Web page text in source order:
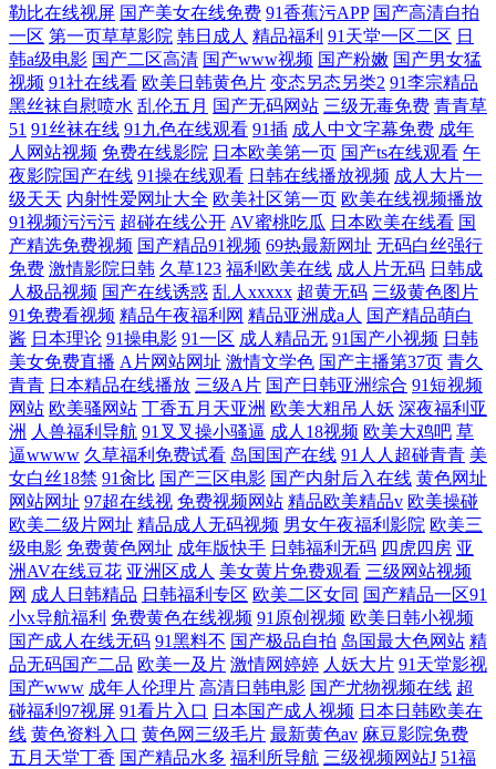
勒比在线视屏 国产美女在线免费 91香蕉污APP 国产高清自拍
一区 第一页草草影院 韩日成人 精品福利 91天堂一区二区 日
韩a级电影 国产二区高清 国产www视频 国产粉嫩 国产男女猛
视频 91社在线看 欧美日韩黄色片 变态另态另类2 91李宗精品
黑丝袜自慰喷水 乱伦五月 国产无码网站 三级无毒免费 青青草
51 91丝袜在线 91九色在线观看 91插 成人中文字幕免费 成年
人网站视频 免费在线影院 日本欧美第一页 国产ts在线观看 午
夜影院国产在线 91操在线观看 日韩在线播放视频 成人大片一
级天天 内射性爱网址大全 欧美社区第一页 欧美在线视频播放
91视频污污污 超碰在线公开 AV蜜桃吃瓜 日本欧美在线看 国
产精选免费视频 国产精品91视频 69热最新网址 无码白丝强行
免费 激情影院日韩 久草123 福利欧美在线 成人片无码 日韩成
人极品视频 国产在线诱惑 乱人xxxxx 超黄无码 三级黄色图片
91免费看视频 精品午夜福利网 精品亚洲成a人 国产精品萌白
酱 日本理论 91操电影 91一区 成人精品无 91国产小视频 日韩
美女免费直播 A片网站网址 激情文学色 国产主播第37页 青久
青青 日本精品在线播放 三级A片 国产日韩亚洲综合 91短视频
网站 欧美骚网站 丁香五月天亚洲 欧美大粗吊人妖 深夜福利亚
洲 人兽福利导航 91叉叉操小骚逼 成人18视频 欧美大鸡吧 草
逼wwww 久草福利免费试看 岛国国产在线 91人人超碰青青 美
女白丝18禁 91肏比 国产三区电影 国产内射后入在线 黄色网址
网站网址 97超在线视 免费视频网站 精品欧美精品v 欧美操碰
欧美二级片网址 精品成人无码视频 男女午夜福利影院 欧美三
级电影 免费黄色网址 成年版快手 日韩福利无码 四虎四房 亚
洲AV在线豆花 亚洲区成人 美女黄片免费观看 三级网站视频
网 成人日韩精品 日韩福利专区 欧美二区女同 国产精品一区91
小x导航福利 免费黄色在线视频 91原创视频 欧美日韩小视频
国产成人在线无码 91黑料不 国产极品自拍 岛国最大色网站 精
品无码国产二品 欧美一及片 激情网婷婷 人妖大片 91天堂影视
国产www 成年人伦理片 高清日韩电影 国产尤物视频在线 超
碰福利97视屏 91看片入口 日本国产成人视频 日本日韩欧美在
线 黄色资料入口 黄色网三级毛片 最新黄色av 麻豆影院免费
五月天堂丁香 国产精品水多 福利所导航 三级视频网站J 51福